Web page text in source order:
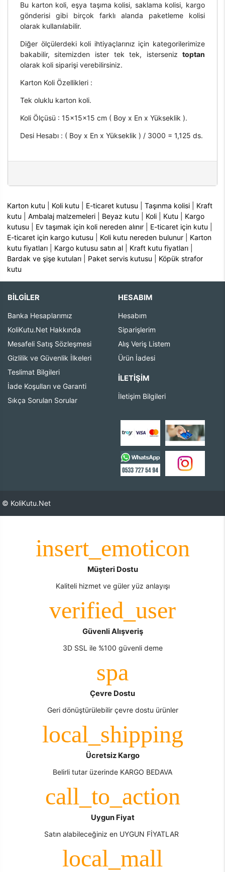
Bu karton koli, eşya taşıma kolisi, saklama kolisi, kargo
gönderisi gibi birçok farklı alanda paketleme kolisi
olarak kullanılabilir.
Diğer ölçülerdeki koli ihtiyaçlarınız için kategorilerimize
bakabilir, sitemizden ister tek tek, isterseniztoptan
olarak koli siparişi verebilirsiniz.
Karton Koli Özellikleri :
Tek oluklu karton koli.
Koli Ölçüsü : 15x15x15 cm ( Boy x En x Yükseklik ).
Desi Hesabı : ( Boy x En x Yükseklik ) / 3000 = 1,125 ds.
Karton kutu Koli kutu E-ticaret kutusu |Taşınma kolisi
Kraft
kutu |Ambalaj malzemeleri Beyaz kutu Koli Kutu
Kargo
kutusu
Ev taşımak için koli nereden alınır E-ticaret için kutu
E-ticaret için kargo kutusu
Koli kutu nereden bulunur
Karton
kutu fiyatları
Kargo kutusu satın al Kraft kutu fiyatları
Bardak ve şişe kutuları
Paket servis kutusu
Köpük strafor
kutu
BİLGİLER
Banka Hesaplarımız
KoliKutu.Net Hakkında
Mesafeli Satış Sözleşmesi
Gizlilik ve Güvenlik İlkeleri
Teslimat Bilgileri
İade Koşulları ve Garanti
Sıkça Sorulan Sorular
HESABIM
Hesabım
Siparişlerim
Alış Veriş Listem
Ürün İadesi
İLETIŞIM
İletişim Bilgileri
© KoliKutu.Net
Müşteri Dostu
Kaliteli hizmet ve güler yüz anlayışı
Güvenli Alışveriş
3D SSL ile %100 güvenli deme
Çevre Dostu
Geri dönüştürülebilir çevre dostu ürünler
Ücretsiz Kargo
Belirli tutar üzerinde KARGO BEDAVA
Uygun Fiyat
Satın alabileceğiniz en UYGUN FİYATLAR